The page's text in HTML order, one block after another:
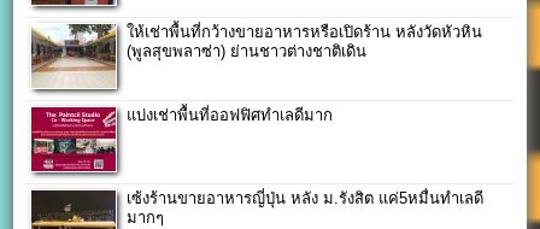
ให้เช่าพื้นที่กว้างขายอาหารหรือเปิดร้าน หลังวัดหัวหิน
(พูลสุขพลาซ่า) ย่านชาวต่างชาติเดิน
แบ่งเช่าพื้นที่ออฟฟิศทำเลดีมาก
เซ้งร้านขายอาหารญี่ปุ่น หลัง ม.รังสิต แค่5หมื่นทำเลดี
มากๆ